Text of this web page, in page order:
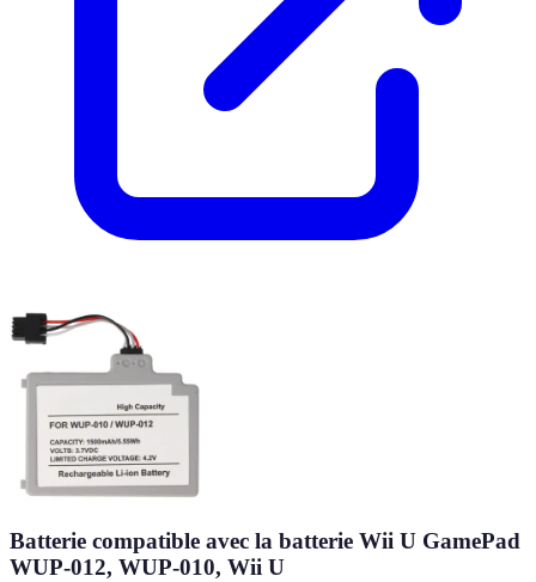
Batterie compatible avec la batterie Wii U GamePad
WUP-012, WUP-010, Wii U